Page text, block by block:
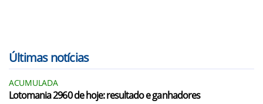
Últimas notícias
ACUMULADA
Lotomania 2960 de hoje: resultado e ganhadores